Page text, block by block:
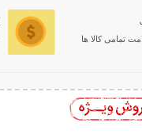
تمامی کالا ها